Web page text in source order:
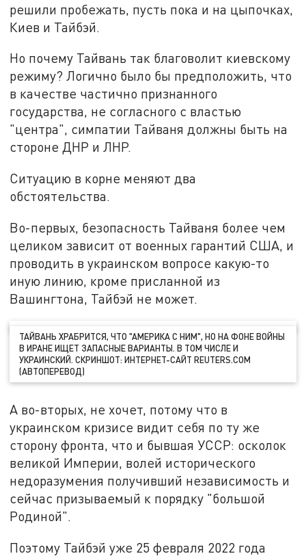
решили пробежать, пусть пока и на цыпочках,
Киев и Тайбэй.
Но почему Тайвань так благоволит киевскому
режиму? Логично было бы предположить, что
в качестве частично признанного
государства, не согласного с властью
"центра", симпатии Тайваня должны быть на
стороне ДНР и ЛНР.
Ситуацию в корне меняют два
обстоятельства.
Во-первых, безопасность Тайваня более чем
целиком зависит от военных гарантий США, и
проводить в украинском вопросе какую-то
иную линию, кроме присланной из
Вашингтона, Тайбэй не может.
ТАЙВАНЬ ХРАБРИТСЯ, ЧТО "АМЕРИКА С НИМ", НО НА ФОНЕ ВОЙНЫ
В ИРАНЕ ИЩЕТ ЗАПАСНЫЕ ВАРИАНТЫ. В ТОМ ЧИСЛЕ И
УКРАИНСКИЙ. СКРИНШОТ: ИНТЕРНЕТ-САЙТ REUTERS.COM
(АВТОПЕРЕВОД)
А во-вторых, не хочет, потому что в
украинском кризисе видит себя по ту же
сторону фронта, что и бывшая УССР: осколок
великой Империи, волей исторического
недоразумения получивший независимость и
сейчас призываемый к порядку "большой
Родиной".
Поэтому Тайбэй уже 25 февраля 2022 года